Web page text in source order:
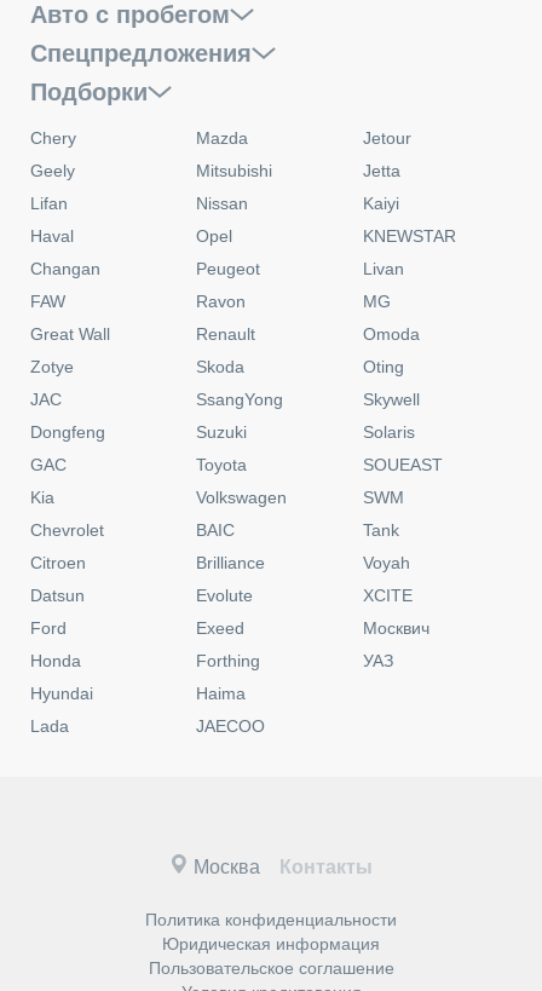
Авто с пробегом
Спецпредложения
Подборки
Chery
Geely
Lifan
Haval
Changan
FAW
Great Wall
Zotye
JAC
Dongfeng
GAC
Kia
Chevrolet
Citroen
Datsun
Ford
Honda
Hyundai
Lada
Mazda
Mitsubishi
Nissan
Opel
Peugeot
Ravon
Renault
Skoda
SsangYong
Suzuki
Toyota
Volkswagen
BAIC
Brilliance
Evolute
Exeed
Forthing
Haima
JAECOO
Jetour
Jetta
Kaiyi
KNEWSTAR
Livan
MG
Omoda
Oting
Skywell
Solaris
SOUEAST
SWM
Tank
Voyah
XCITE
Москвич
УАЗ
Политика конфиденциальности
Юридическая информация
Пользовательское соглашение
Москва Контакты